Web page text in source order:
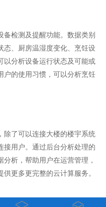
检测及提醒功能。数据类别
态、厨房温湿度变化、烹饪设
以分析设备运行状态及可能或
户的使用习惯，可以分析烹饪
了可以连接大楼的楼宇系统
接用户。通过后台分析处理的
析，帮助用户在运营管理，
更多更完整的云计算服务。